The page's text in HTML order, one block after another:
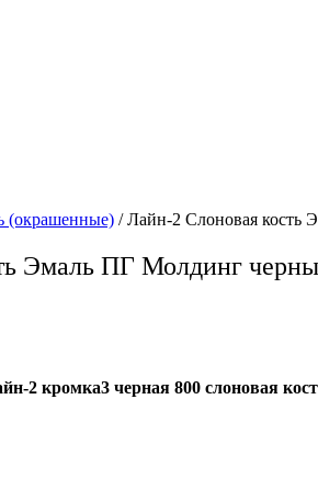
(окрашенные) / Лайн-2 Слоновая кость
Эмаль ПГ Молдинг
кромка3 черная 800 слоновая